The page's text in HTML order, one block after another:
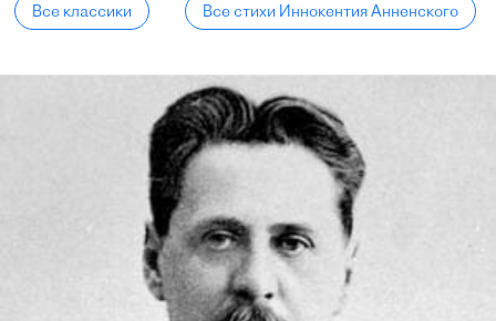
Все классики Все стихи Иннокентия Анненского